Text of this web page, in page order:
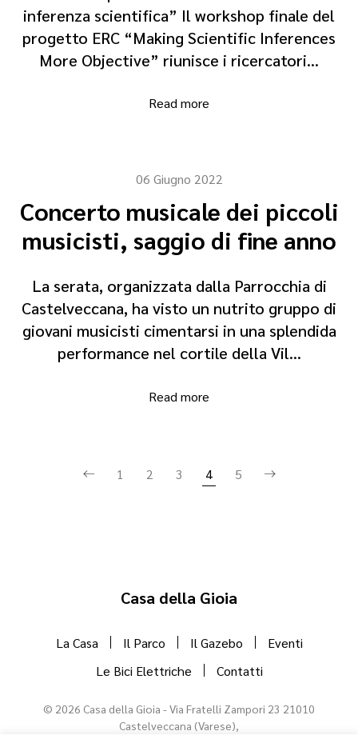
inferenza scientifica” Il workshop finale del
progetto ERC “Making Scientific Inferences
More Objective” riunisce i ricercatori…
Read more
06 Giugno 2022
Concerto musicale dei piccoli
musicisti, saggio di fine anno
La serata, organizzata dalla Parrocchia di
Castelveccana, ha visto un nutrito gruppo di
giovani musicisti cimentarsi in una splendida
performance nel cortile della Vil…
Read more
1 2 3 4 5
Casa della Gioia
La Casa Il Parco Il Gazebo
Eventi
Le Bici Elettriche
Contatti
© 2026 Casa della Gioia - Via Fratelli Zampori 23 21010
Castelveccana (Varese),